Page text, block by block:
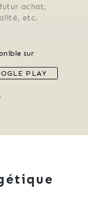
achat,
etc.
sur
PLAY